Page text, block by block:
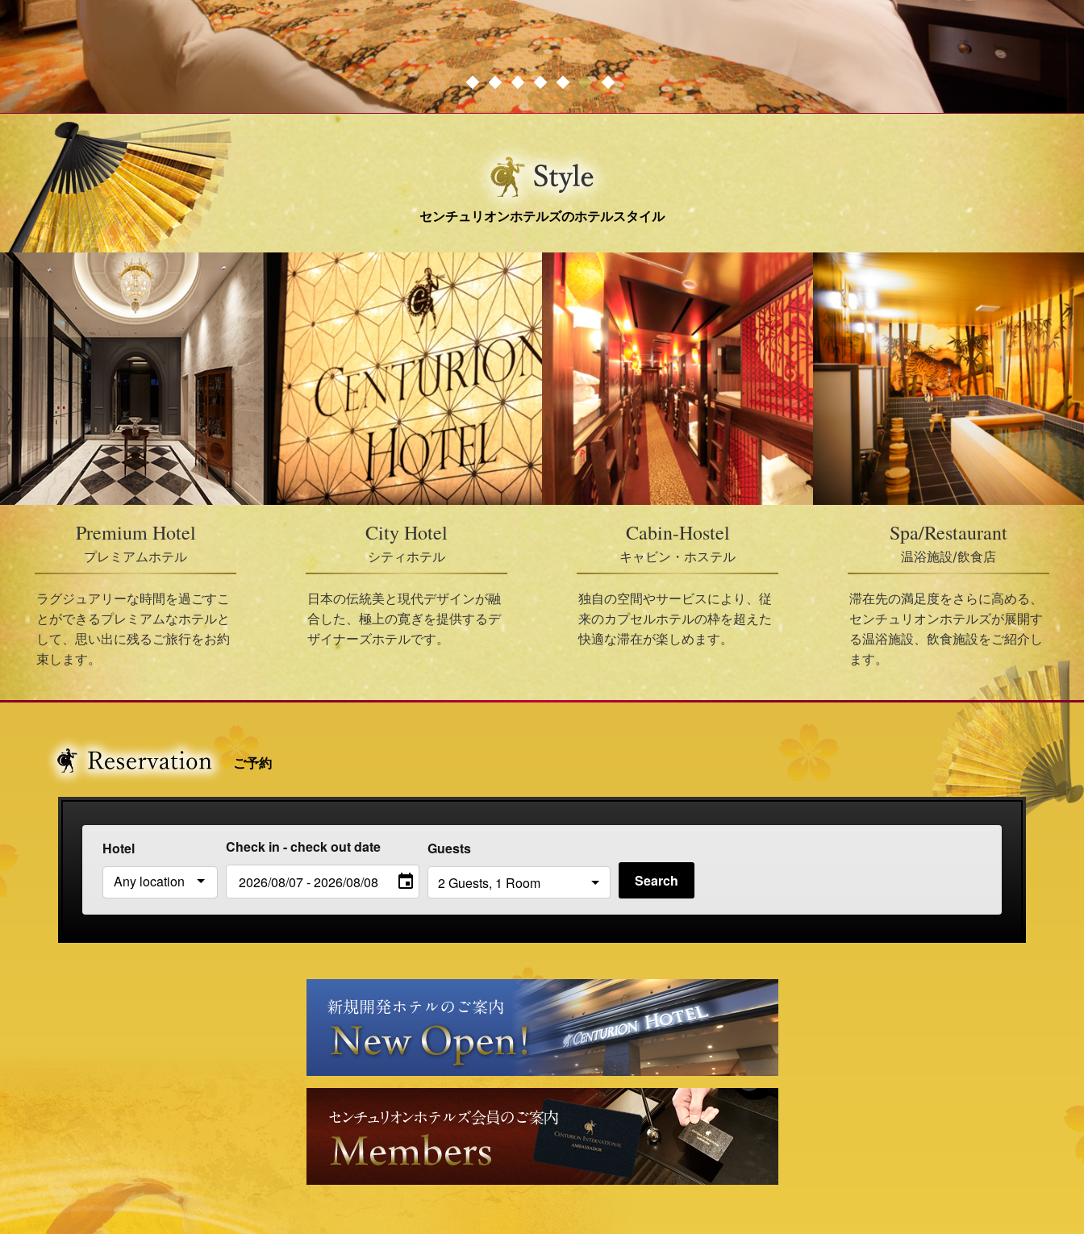
センチュリオンホテルズのホテルスタイル
Premium Hotel
プレミアムホテル
ラグジュアリーな時間を過ごすこ
とができるプレミアムなホテルと
して、思い出に残るご旅行をお約
束します。
City Hotel
シティホテル
日本の伝統美と現代デザインが融
合した、極上の寛ぎを提供するデ
ザイナーズホテルです。
Cabin-Hostel
キャビン・ホステル
独自の空間やサービスにより、従
来のカプセルホテルの枠を超えた
快適な滞在が楽しめます。
Spa/Restaurant
温浴施設/飲食店
滞在先の満足度をさらに高める、
センチュリオンホテルズが展開す
る温浴施設、飲食施設をご紹介し
ます。
ご予約
Hotel
Any location
Check in - check out date
Guests
Search